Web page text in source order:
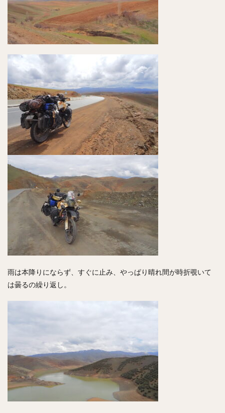
雨は本降りにならず、すぐに止み、やっぱり晴れ間が時折覗いて
は曇るの繰り返し。